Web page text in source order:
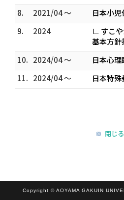
8.
2021/04 ～
日本小
9.
2024
∟ すこ
基本方針
10. 2024/04 ～
日本心
11. 2024/04 ～ 日本特
閉じる
Copyright © AOYAMA GAKUIN